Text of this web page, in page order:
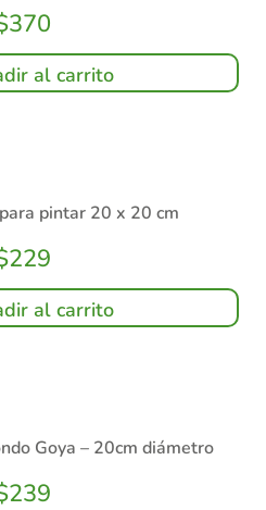
370
al carrito
pintar 20 x 20 cm
229
al carrito
Goya – 20cm diámetro
239